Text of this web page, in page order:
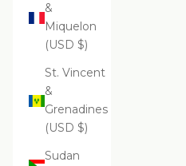
&
Miquelon
(USD $)
St. Vincent
&
Grenadines
(USD $)
Sudan